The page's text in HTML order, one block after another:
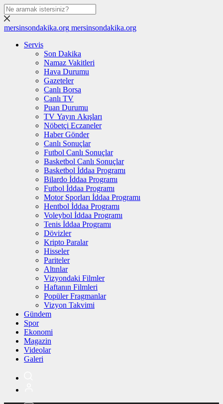
mersinsondakika.org mersinsondakika.org
Servis
Son Dakika
Namaz Vakitleri
Hava Durumu
Gazeteler
Canlı Borsa
Canlı TV
Puan Durumu
TV Yayın Akışları
Nöbetçi Eczaneler
Haber Gönder
Canlı Sonuçlar
Futbol Canlı Sonuçlar
Basketbol Canlı Sonuçlar
Basketbol İddaa Programı
Bilardo İddaa Programı
Futbol İddaa Programı
Motor Sporları İddaa Programı
Hentbol İddaa Programı
Voleybol İddaa Programı
Tenis İddaa Programı
Dövizler
Kripto Paralar
Hisseler
Pariteler
Altınlar
Vizyondaki Filmler
Haftanın Filmleri
Popüler Fragmanlar
Vizyon Takvimi
Gündem
Spor
Ekonomi
Magazin
Videolar
Galeri